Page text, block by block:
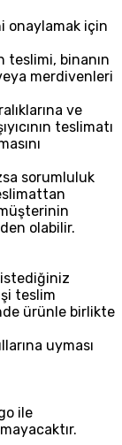
onaylamak için
teslimi, binanın
merdivenleri
ve
teslimatı
sorumluluk
olabilir.
istediğiniz
teslim
ürünle birlikte
uyması
ile